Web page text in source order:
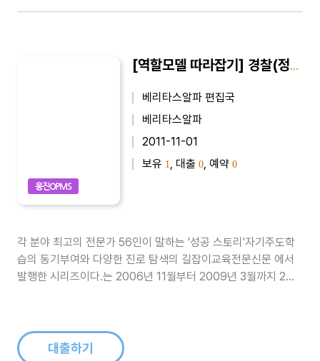
웅진OPMS
[역할모델 따라잡기] 경찰(정철수)
베리타스알파 편집국
베리타스알파
2011-11-01
보유 1 , 대출 0 , 예약 0
각 분야 최고의 전문가 56인이 말하는 '성공 스토리'자기주도학
습의 동기부여와 다양한 진로 탐색의 길잡이교육전문신문 에서
발행한 시리즈이다.는 2006년 11월부터 2009년 3월까지 2년
작가), 홍..대출하기